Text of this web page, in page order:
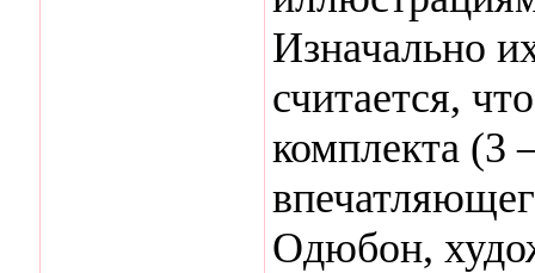
Изначально
считается,
комплекта (3
Одюбон,